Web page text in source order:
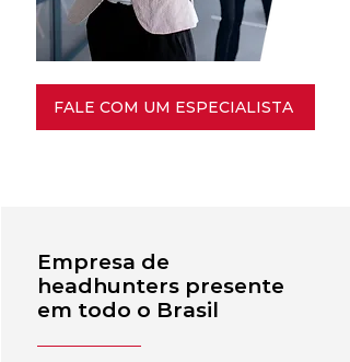
FALE COM UM ESPECIALISTA
Empresa de
headhunters presente
em todo o Brasil